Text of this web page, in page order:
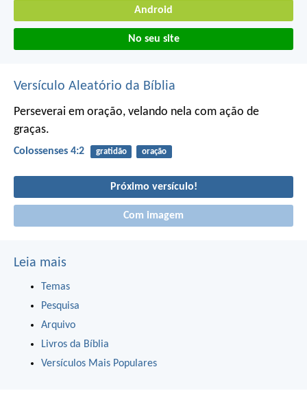
Android
No seu site
Versículo Aleatório da Bíblia
Perseverai em oração, velando nela com ação de
graças.
Colossenses 4:2 gratidão oração
Próximo versículo!
Com imagem
Leia mais
Temas
Pesquisa
Arquivo
Livros da Bíblia
Versículos Mais Populares